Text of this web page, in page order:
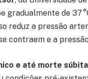
de 37
reduz a pressão
contraem e a
e até morte súbita